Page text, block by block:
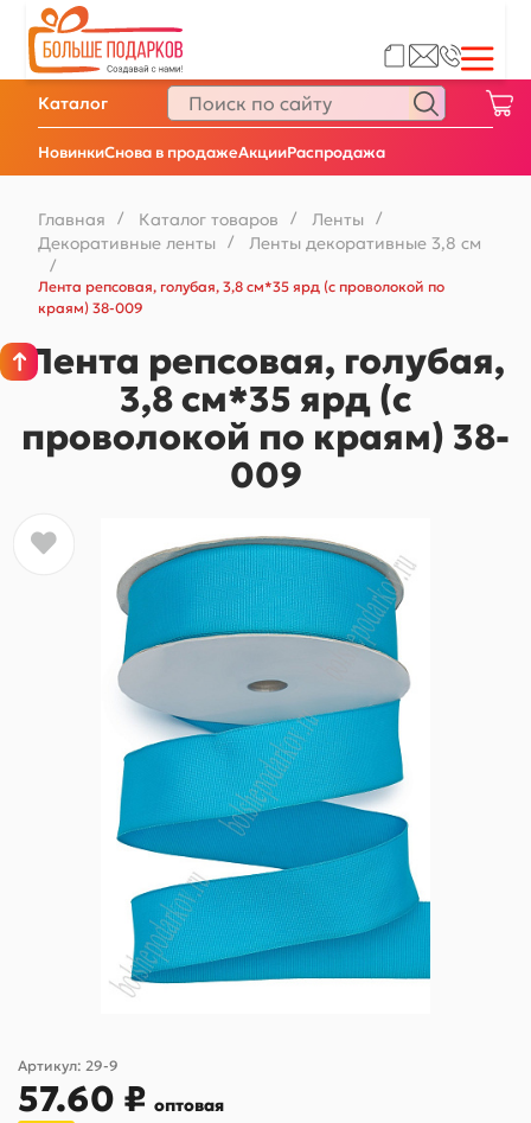
НовинкиСнова в продажеАкцииРаспродажа
Каталог
Главная / Каталог товаров / Ленты /
Декоративные ленты / Ленты декоративные 3,8 см
/
Лента репсовая, голубая, 3,8 см*35 ярд (с проволокой по
краям) 38-009
Лента репсовая, голубая,
3,8 см*35 ярд (с
проволокой по краям) 38-
009
Артикул: 29-9
57.60 ₽ оптовая